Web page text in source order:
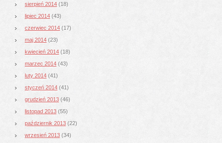
sierpień 2014 (18)
lipiec 2014 (43)
czerwiec 2014 (17)
maj 2014 (23)
kwiecień 2014 (18)
marzec 2014 (43)
luty 2014 (41)
styczeń 2014 (41)
grudzień 2013 (46)
listopad 2013 (55)
październik 2013 (22)
wrzesień 2013 (34)